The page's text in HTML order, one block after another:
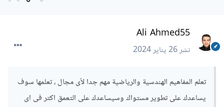
Ali Ahmed55
نشر26 يناير 2024
تعلم المفاهيم الهندسية والرياضية مهم جدا لأى مجال ، تعلمها سوف
يساعدك على تطوير مستواك وسيساعدك على التعمق اكتر فى اى